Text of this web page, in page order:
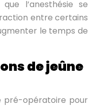
l’anesthésie se
entre certains
le temps de
de jeûne
pré-opératoire pour